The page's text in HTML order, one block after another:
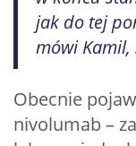
jak do tej
mówi
Obecnie
nivolumab –